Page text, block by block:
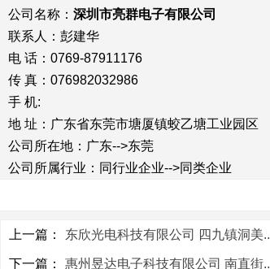
公司名称： 深圳市亮群电子有限公司
联系人：彭建华
电 话：0769-87911176
传 真：076982032986
手 机:
地 址：广东省东莞市塘厦镇蛟乙塘工业园区
公司所在地：广东-->东莞
公司所属行业：同行业企业-->同类企业
上一篇： 东欣光电科技有限公司 四九镇洞美..
下一篇： 惠州昱达电子科技有限公司 南直街..